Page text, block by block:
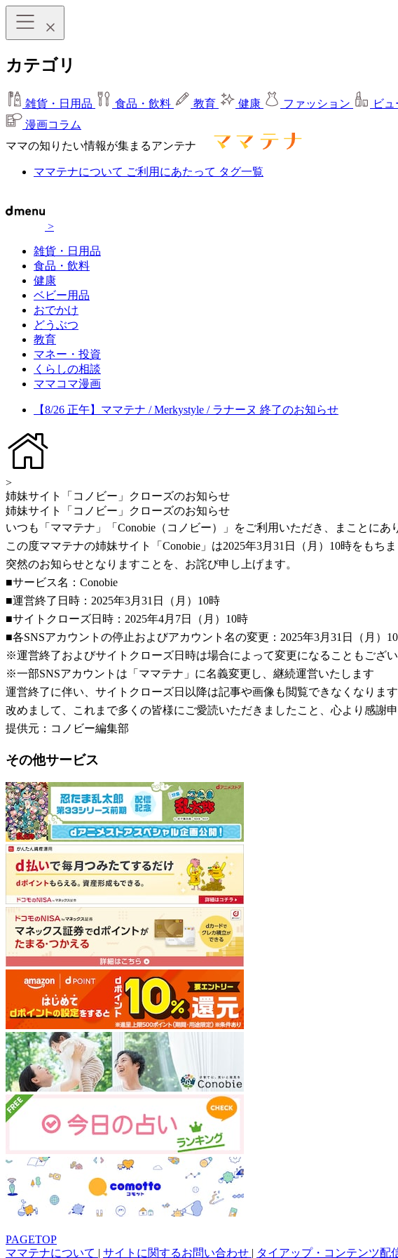
カテゴリ
雑貨・日用品 食品・飲料 教育 健康 ファッション ビュ
漫画コラム
ママの知りたい情報が集まるアンテナ
ママテナについて ご利用にあたって タグ一覧
>
雑貨・日用品
食品・飲料
健康
ベビー用品
おでかけ
どうぶつ
教育
マネー・投資
くらしの相談
ママコマ漫画
【8/26 正午】ママテナ / Merkystyle / ラナーヌ 終了のお知らせ
>
姉妹サイト「コノビー」クローズのお知らせ
姉妹サイト「コノビー」クローズのお知らせ
いつも「ママテナ」「Conobie（コノビー）」をご利用いただき、まことにあ
この度ママテナの姉妹サイト「Conobie」は2025年3月31日（月）10時をもち
突然のお知らせとなりますことを、お詫び申し上げます。
■サービス名：Conobie
■運営終了日時：2025年3月31日（月）10時
■サイトクローズ日時：2025年4月7日（月）10時
■各SNSアカウントの停止およびアカウント名の変更：2025年3月31日（月）
※運営終了およびサイトクローズ日時は場合によって変更になることもござ
※一部SNSアカウントは「ママテナ」に名義変更し、継続運営いたします
運営終了に伴い、サイトクローズ日以降は記事や画像も閲覧できなくなります
改めまして、これまで多くの皆様にご愛読いただきましたこと、心より感謝申
提供元：コノビー編集部
その他サービス
PAGETOP
ママテナについて | サイトに関するお問い合わせ | タイアップ・コンテンツ配